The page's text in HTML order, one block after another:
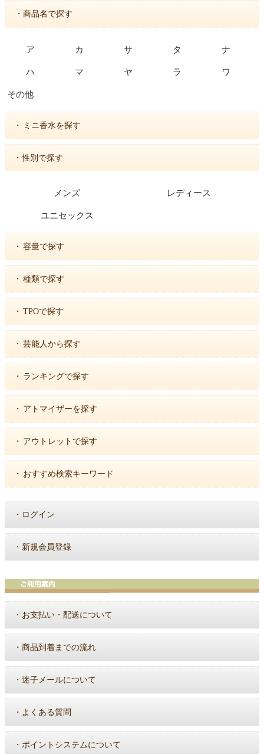
・商品名で探す
ア カ サ タ ナ
ハ マ ヤ ラ ワ
その他
・ ミニ香水を探す
・性別で探す
メンズ レディース
ユニセックス
・ 容量で探す
・ 種類で探す
・ TPOで探す
・ 芸能人から探す
・ ランキングで探す
・ アトマイザーを探す
・ アウトレットで探す
・ おすすめ検索キーワード
・ ログイン
・ 新規会員登録
・ お支払い・配送について
・ 商品到着までの流れ
・ 迷子メールについて
・ よくある質問
・ ポイントシステムについて